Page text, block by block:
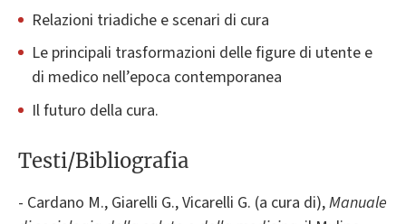
Relazioni triadiche e scenari di cura
Le principali trasformazioni delle figure di utente e
di medico nell’epoca contemporanea
Il futuro della cura.
Testi/Bibliografia
- Cardano M., Giarelli G., Vicarelli G. (a cura di),Manuale